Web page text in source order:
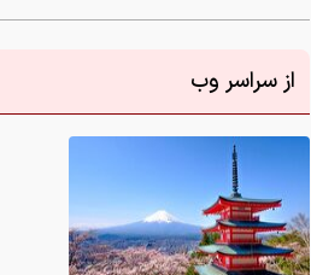
از سراسر وب